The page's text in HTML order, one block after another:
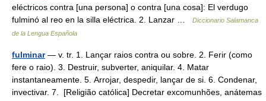
eléctricos contra [una persona] o contra [una cosa]: El verdugo
fulminó al reo en la silla eléctrica. 2. Lanzar …
Diccionario Salamanca
de la Lengua Española
fulminar— v. tr. 1. Lançar raios contra ou sobre. 2. Ferir (como
fere o raio). 3. Destruir, subverter, aniquilar. 4. Matar
instantaneamente. 5. Arrojar, despedir, lançar de si. 6. Condenar,
invectivar. 7. [Religião católica] Decretar excomunhões, anátemas